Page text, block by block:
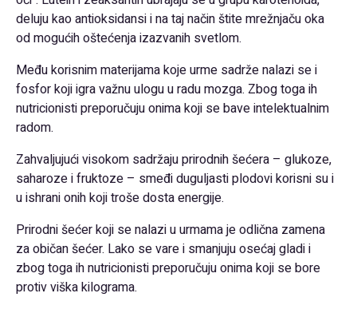
deluju kao antioksidansi i na taj način štite mrežnjaču oka
od mogućih oštećenja izazvanih svetlom.
Među korisnim materijama koje urme sadrže nalazi se i
fosfor koji igra važnu ulogu u radu mozga. Zbog toga ih
nutricionisti preporučuju onima koji se bave intelektualnim
radom.
Zahvaljujući visokom sadržaju prirodnih šećera – glukoze,
saharoze i fruktoze – smeđi duguljasti plodovi korisni su i
u ishrani onih koji troše dosta energije.
Prirodni šećer koji se nalazi u urmama je odlična zamena
za običan šećer. Lako se vare i smanjuju osećaj gladi i
zbog toga ih nutricionisti preporučuju onima koji se bore
protiv viška kilograma.